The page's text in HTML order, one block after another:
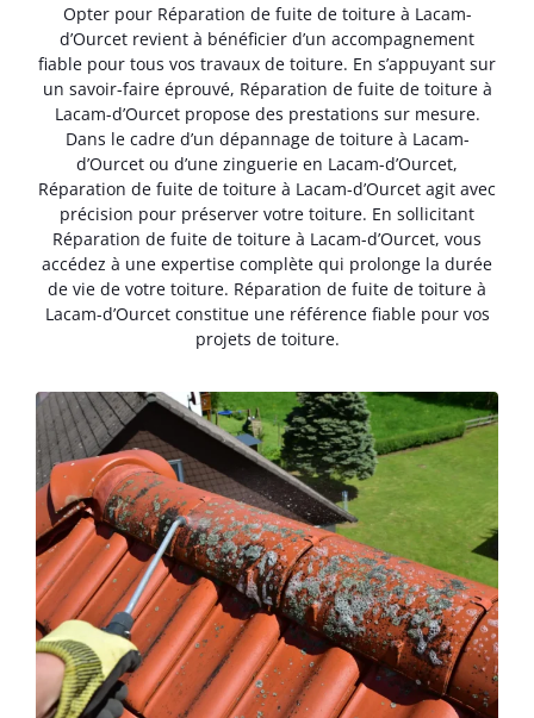
Opter pour Réparation de fuite de toiture à Lacam-
d’Ourcet revient à bénéficier d’un accompagnement
fiable pour tous vos travaux de toiture. En s’appuyant sur
un savoir-faire éprouvé, Réparation de fuite de toiture à
Lacam-d’Ourcet propose des prestations sur mesure.
Dans le cadre d’un dépannage de toiture à Lacam-
d’Ourcet ou d’une zinguerie en Lacam-d’Ourcet,
Réparation de fuite de toiture à Lacam-d’Ourcet agit avec
précision pour préserver votre toiture. En sollicitant
Réparation de fuite de toiture à Lacam-d’Ourcet, vous
accédez à une expertise complète qui prolonge la durée
de vie de votre toiture. Réparation de fuite de toiture à
Lacam-d’Ourcet constitue une référence fiable pour vos
projets de toiture.